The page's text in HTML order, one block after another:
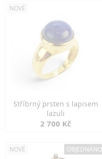
NOVÉ
Stříbrný prsten s lapisem
lazuli
2 700 Kč
NOVÉ OBJEDNÁNO